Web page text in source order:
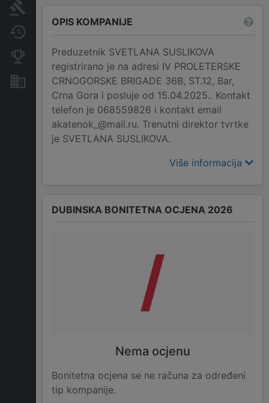
Arhiva sudskih objava
Konkurentne kompanije
Nekretnine i imovina
OPIS KOMPANIJE
Preduzetnik SVETLANA SUSLIKOVA
registrirano je na adresi IV PROLETERSKE
CRNOGORSKE BRIGADE 36B, ST.12, Bar,
Crna Gora i posluje od 15.04.2025.. Kontakt
telefon je 068559826 i kontakt email
akatenok_@mail.ru. Trenutni direktor tvrtke
je SVETLANA SUSLIKOVA.
Više informacija
DUBINSKA BONITETNA OCJENA 2026
/
Nema ocjenu
Bonitetna ocjena se ne računa za određeni
tip kompanije.